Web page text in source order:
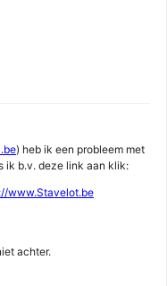
) heb ik een probleem met
ik b.v. deze link aan klik:
www.Stavelot.be
achter.